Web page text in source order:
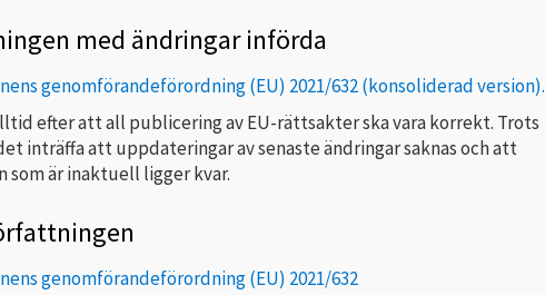
med ändringar införda
genomförandeförordning (EU) 2021/632 (konsoliderad version).
efter att all publicering av EU-rättsakter ska vara korrekt. Trots
inträffa att uppdateringar av senaste ändringar saknas och att
som är inaktuell ligger kvar.
genomförandeförordning (EU) 2021/632